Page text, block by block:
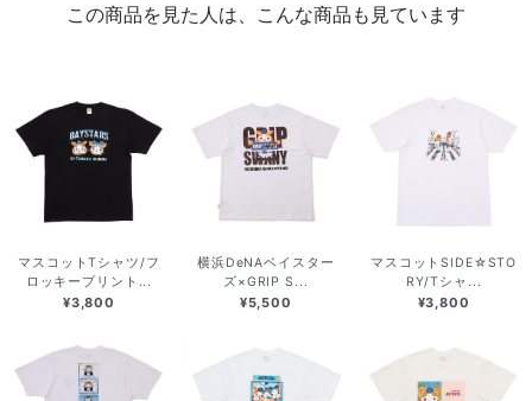
この商品を見た人は、こんな商品も見ています
マスコットTシャツ/フ
ロッキープリント...
¥3,800
横浜DeNAベイスター
ズ×GRIP S...
¥5,500
マスコットSIDE☆STO
RY/Tシャ...
¥3,800